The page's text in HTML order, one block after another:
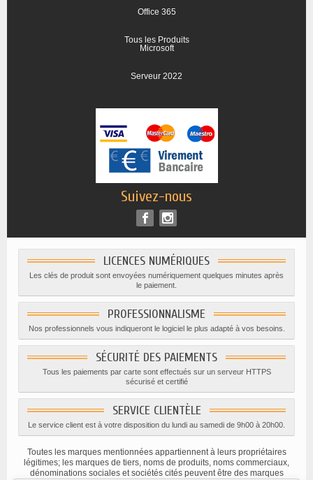
Office 365
Tous les Produits
Microsoft
Serveur 2022
Suivez-nous
LICENCES NUMÉRIQUES
Les clés de produit sont envoyées numériquement quelques minutes après
le paiement.
PROFESSIONNALISME
Nos professionnels vous indiqueront le logiciel le plus adapté à vos besoins.
SÉCURITÉ DES PAIEMENTS
Tous les paiements par carte sont effectués sur un serveur HTTPS
sécurisé et certifié
SERVICE CLIENTÈLE
Le service client est à votre disposition du lundi au samedi de 9h00 à 20h00.
Toutes les marques mentionnées appartiennent à leurs propriétaires
légitimes; les marques de tiers, noms de produits, noms commerciaux,
dénominations sociales et sociétés cités peuvent être des marques